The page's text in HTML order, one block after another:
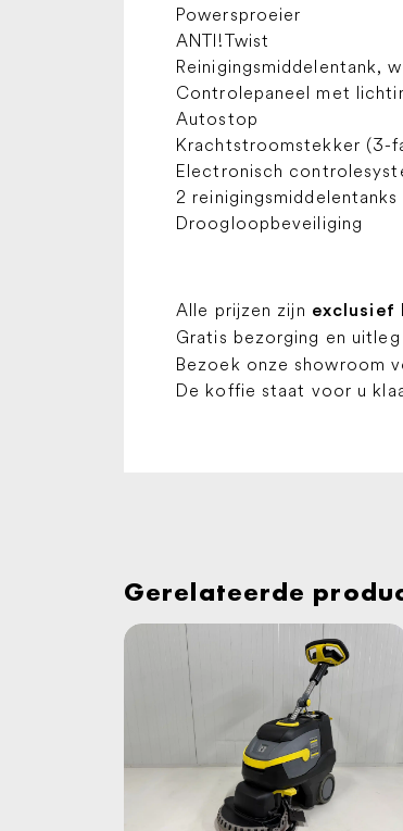
Powersproeier
ANTI!Twist
Reinigingsmiddelentank,
Controlepaneel met
Autostop
Krachtstroomstekker (3-
Electronisch
2 reinigingsmiddelentanks
Droogloopbeveiliging
Alle prijzen zijn exclusief
Gratis bezorging en
Bezoek onze showroom
De koffie staat voor u
Gerelateerde